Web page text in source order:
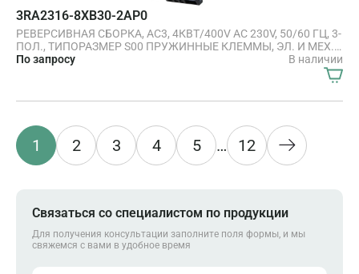
3RA2316-8XB30-2AP0
РЕВЕРСИВНАЯ СБОРКА, AC3, 4КВТ/400V AC 230V, 50/60 ГЦ, 3-
ПОЛ., ТИПОРАЗМЕР S00 ПРУЖИННЫЕ КЛЕММЫ, ЭЛ. И МЕХ.
ВЗАИМНАЯ БЛОКИРОВКА
По запросу В наличии
1 2 3 4 5 … 12
Связаться со специалистом по продукции
Для получения консультации заполните поля формы, и мы
свяжемся с вами в удобное время